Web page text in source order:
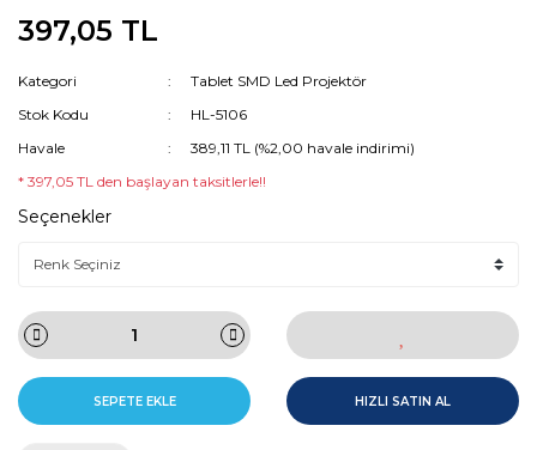
397,05 TL
Kategori
Tablet SMD Led Projektör
Stok Kodu
HL-5106
Havale
389,11 TL (%2,00 havale indirimi)
* 397,05 TL den başlayan taksitlerle!!
Seçenekler
SEPETE EKLE HIZLI SATIN AL